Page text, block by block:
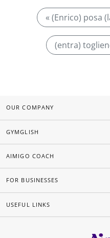
« (Enrico) posa
(entra)
OUR COMPANY
GYMGLISH
AIMIGO COACH
FOR BUSINESSES
USEFUL LINKS